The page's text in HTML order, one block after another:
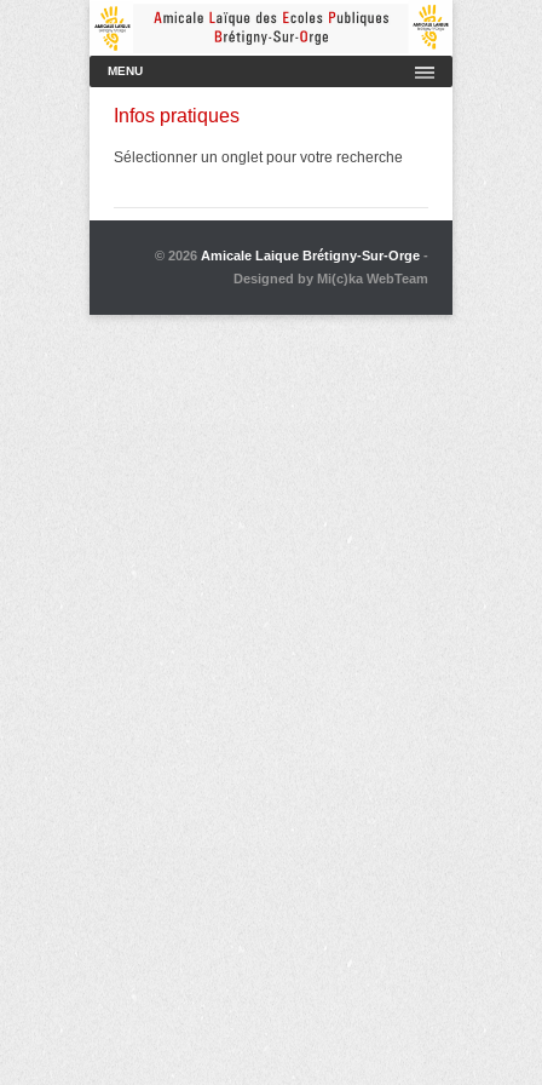
AmicaleLaiqueBretigny
Amicale Laïque des Ecoles Publiques de Brétigny-sur-Orge
Menu principal
Aller au contenu
MENU
Infos pratiques
Sélectionner un onglet pour votre recherche
© 2026 Amicale Laique Brétigny-Sur-Orge -
Designed by Mi(c)ka WebTeam